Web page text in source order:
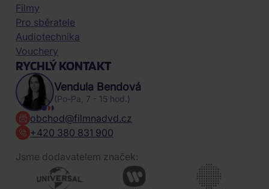
Filmy
Pro sběratele
Audiotechnika
Vouchery
RYCHLÝ KONTAKT
Vendula Bendová
(Po-Pa, 7 - 15 hod.)
obchod@filmnadvd.cz
+420 380 831 900
Jsme dodavatelem značek: